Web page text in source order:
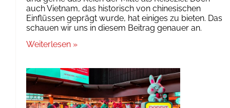
auch Vietnam, das historisch von chinesischen
Einflüssen geprägt wurde, hat einiges zu bieten. Das
schauen wir uns in diesem Beitrag genauer an.
Weiterlesen »